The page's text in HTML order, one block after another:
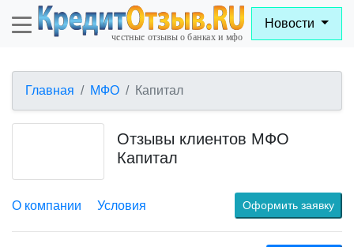
Новости
Главная МФО Капитал
Отзывы клиентов МФО
Капитал
О компании Условия Оформить заявку